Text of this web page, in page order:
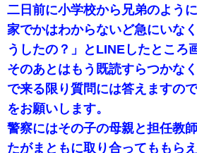
二日前に小学校から兄弟のよう
家でかはわからないど急にいな
うしたの？」とLINEしたところ
そのあとはもう既読すらつかな
で来る限り質問には答えますの
をお願いします。
警察にはその子の母親と担任教
たがまともに取り合ってももら